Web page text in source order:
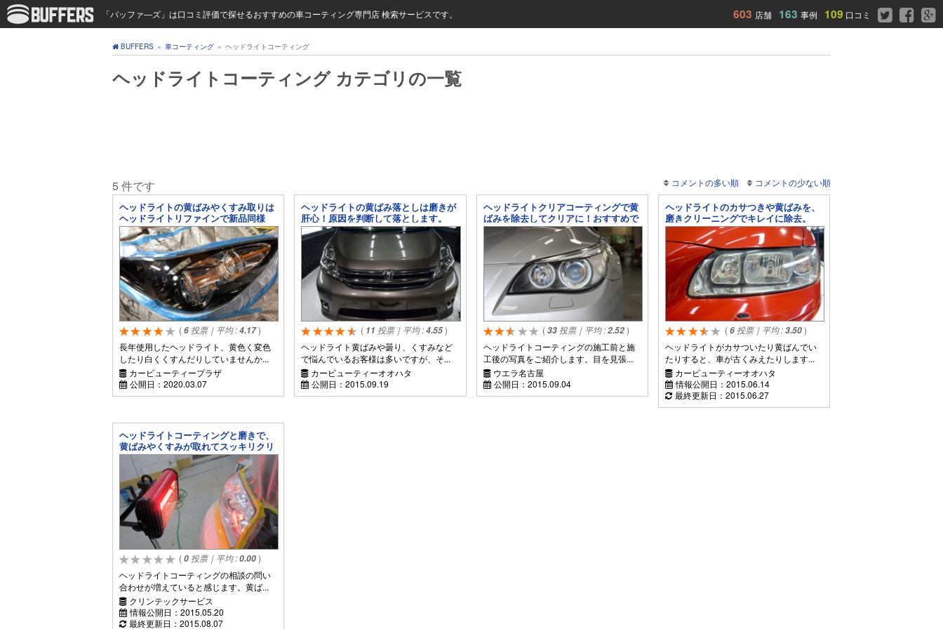
「バッファ―ズ」は口コミ評価で探せるおすすめの車コーティング専門店 検索サービスです。 603 店舗 163 事例 109 口コミ
BUFFERS » 車コーティング » ヘッドライトコーティング
ヘッドライトコーティング カテゴリの一覧
5 件です コメントの多い順 コメントの少ない順
ヘッドライトの黄ばみやくすみ取りは
ヘッドライトリファインで新品同様
に！
(6投票｜平均 :4.17)
長年使用したヘッドライト、黄色く変色
したり白くくすんだりしていませんか...
カービューティープラザ
公開日： 2020.03.07
ヘッドライトの黄ばみ落としは磨きが
肝心！原因を判断して落とします。
( 11 投票｜平均 :4.55)
ヘッドライト黄ばみや曇り、くすみなど
で悩んでいるお客様は多いですが、そ...
カービューティーオオハタ
公開日：2015.09.19
ヘッドライトクリアコーティングで黄
ばみを除去してクリアに！おすすめで
す！
(33 投票｜平均 :2.52)
ヘッドライトコーティングの施工前と施
工後の写真をご紹介します。目を見張...
ウエラ名古屋
公開日： 2015.09.04
ヘッドライトのカサつきや黄ばみを、
磨きクリーニングでキレイに除去。
(6投票｜平均 :3.50)
ヘッドライトがカサついたり黄ばんでい
たりすると、車が古くみえたりします...
カービューティーオオハタ
情報公開日： 2015.06.14
最終更新日： 2015.06.27
ヘッドライトコーティングと磨きで、
黄ばみやくすみが取れてスッキリクリ
アーに！
(0投票｜平均 :0.00)
ヘッドライトコーティングの相談の問い
合わせが増えていると感じます。黄ば...
クリンテックサービス
情報公開日： 2015.05.20
最終更新日： 2015.08.07